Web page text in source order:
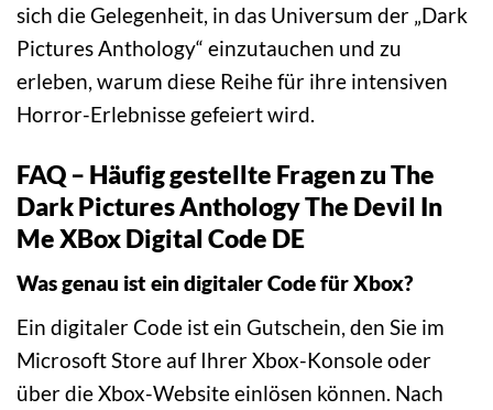
sich die Gelegenheit, in das Universum der „Dark
Pictures Anthology“ einzutauchen und zu
erleben, warum diese Reihe für ihre intensiven
Horror-Erlebnisse gefeiert wird.
FAQ – Häufig gestellte Fragen zu The
Dark Pictures Anthology The Devil In
Me XBox Digital Code DE
Was genau ist ein digitaler Code für Xbox?
Ein digitaler Code ist ein Gutschein, den Sie im
Microsoft Store auf Ihrer Xbox-Konsole oder
über die Xbox-Website einlösen können. Nach